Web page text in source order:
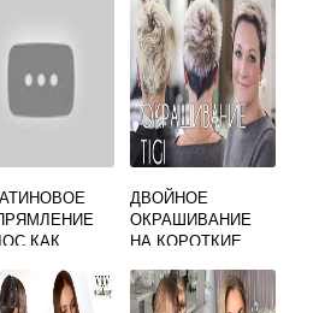
КАК
ДВОЙНОЕ
ОКРАШИВАНИЕ
НА КОРОТКИЕ